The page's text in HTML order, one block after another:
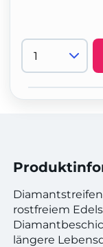
rostfreiem
längere